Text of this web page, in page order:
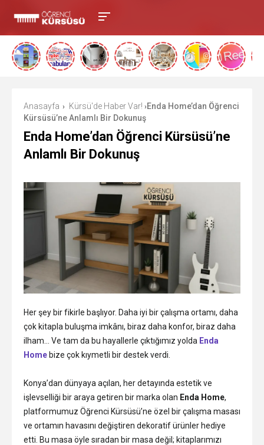
Anasayfa › Kürsü'de Haber Var! › Enda Home’dan Öğrenci
Kürsüsü’ne Anlamlı Bir Dokunuş
Enda Home’dan Öğrenci Kürsüsü’ne
Anlamlı Bir Dokunuş
Her şey bir fikirle başlıyor. Daha iyi bir çalışma ortamı, daha
çok kitapla buluşma imkânı, biraz daha konfor, biraz daha
ilham… Ve tam da bu hayallerle çıktığımız yolda Enda
Home bize çok kıymetli bir destek verdi.
Konya’dan dünyaya açılan, her detayında estetik ve
işlevselliği bir araya getiren bir marka olan Enda Home,
platformumuz Öğrenci Kürsüsü’ne özel bir çalışma masası
ve ortamın havasını değiştiren dekoratif ürünler hediye
etti. Bu masa öyle sıradan bir masa değil; kitaplarımızı